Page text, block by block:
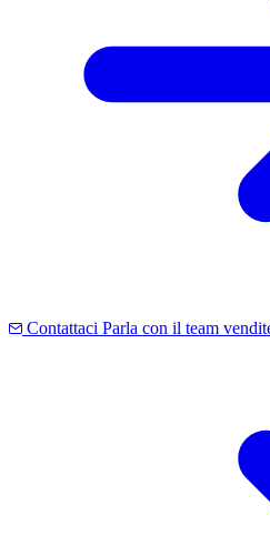
Contattaci Parla con il team